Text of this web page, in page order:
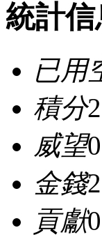
統計信
已用
積分2
威望0
金錢2
貢獻0